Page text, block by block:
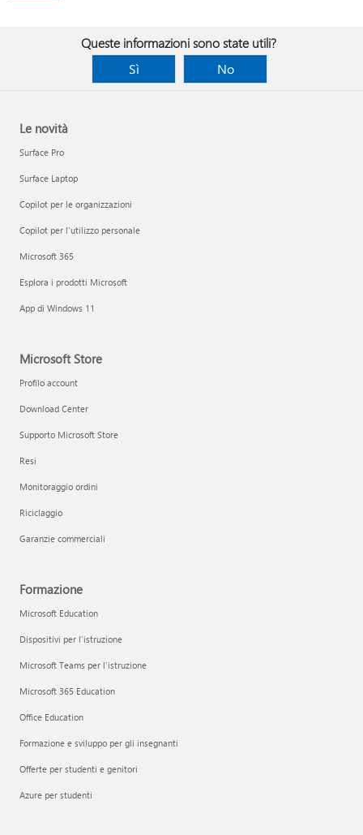
Queste informazioni sono state utili?
Sì
No
Le novità
Surface Pro
Surface Laptop
Copilot per le organizzazioni
Copilot per l'utilizzo personale
Microsoft 365
Esplora i prodotti Microsoft
App di Windows 11
Microsoft Store
Profilo account
Download Center
Supporto Microsoft Store
Resi
Monitoraggio ordini
Riciclaggio
Garanzie commerciali
Formazione
Microsoft Education
Dispositivi per l'istruzione
Microsoft Teams per l'istruzione
Microsoft 365 Education
Office Education
Formazione e sviluppo per gli insegnanti
Offerte per studenti e genitori
Azure per studenti